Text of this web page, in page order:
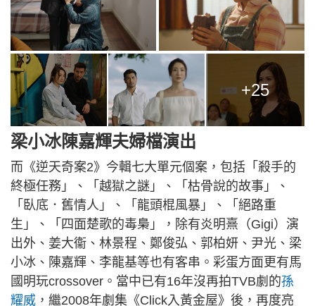
+25
梁小冰陳嘉輝夫婦檔演出
而《逆天奇案2》今輯七大單元個案，包括「殺手的
終極任務」、「越獄之謎」、「枯骨說的故事」、
「臥底．舊情人」、「龍頭棍風暴」、「絕路重
生」、「四面楚歌的毒梟」，除有炎明熹（Gigi）演
出外、姜大衞、林景程、鄭俊弘、郭柏妍、尹光、梁
小冰、陳嘉輝、李龍基等也有客串。彩蛋方面更有馬
國明玩crossover。當中已有16年沒再拍TVB劇的孫
耀威 ，繼2008年劇集《Click入黃金屋》後，再度亮